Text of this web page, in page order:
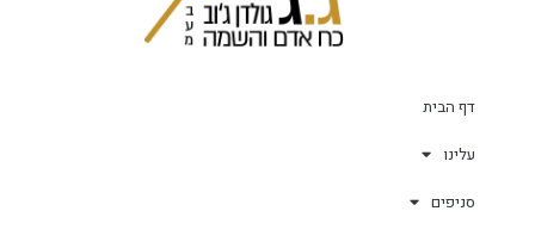
דף הבית
עלינו
סניפים